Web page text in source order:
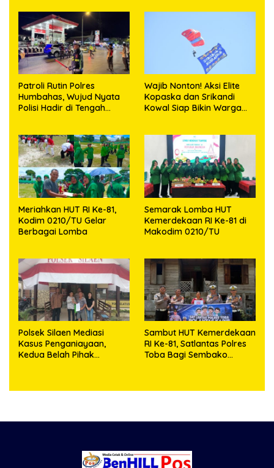
Patroli Rutin Polres
Humbahas, Wujud Nyata
Polisi Hadir di Tengah
Wajib Nonton! Aksi Elite
Kopaska dan Srikandi
Kowal Siap Bikin Warga
Meriahkan HUT RI Ke-81,
Kodim 0210/TU Gelar
Berbagai Lomba
Semarak Lomba HUT
Kemerdekaan RI Ke-81 di
Makodim 0210/TU
Polsek Silaen Mediasi
Kasus Penganiayaan,
Kedua Belah Pihak
Sambut HUT Kemerdekaan
RI Ke-81, Satlantas Polres
Toba Bagi Sembako